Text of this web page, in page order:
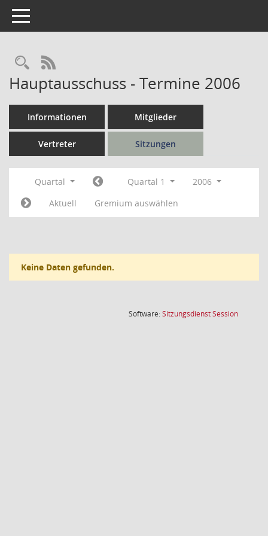
Toggle navigation
Rechercheauswahl
RSS-Feed
Hauptausschuss - Termine 2006
Informationen Mitglieder
Vertreter Sitzungen
Quartal Quartal 1
2006
Aktuell
Gremium auswählen
Keine Daten gefunden.
Software:SitzungsdienstSession(Wird in